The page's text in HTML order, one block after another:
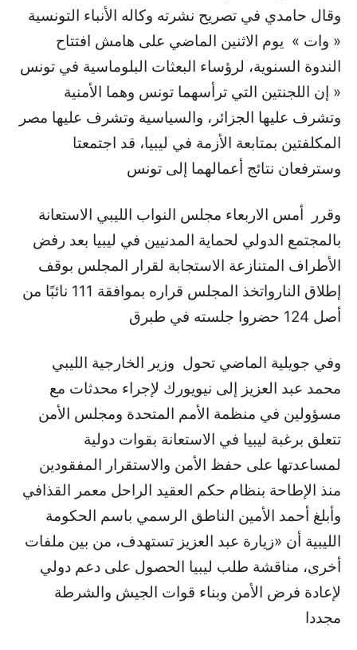
وقال حامدي في تصريح نشرته وكاله الأنباء التونسية
« وات » يوم الاثنين الماضي على هامش افتتاح
الندوة السنوية، لرؤساء البعثات البلوماسية في تونس
« إن اللجنتين التي ترأسهما تونس وهما الأمنية
وتشرف عليها الجزائر، والسياسية وتشرف عليها مصر
المكلفتين بمتابعة الأزمة في ليبيا، قد اجتمعتا
وسترفعان نتائج أعمالهما إلى تونس
وقرر أمس الاربعاء مجلس النواب الليبي الاستعانة
بالمجتمع الدولي لحماية المدنيين في ليبيا بعد رفض
الأطراف المتنازعة الاستجابة لقرار المجلس بوقف
إطلاق النارواتخذ المجلس قراره بموافقة 111 نائبًا من
أصل 124 حضروا جلسته في طبرق
وفي جويلية الماضي تحول وزير الخارجية الليبي
محمد عبد العزيز إلى نيويورك لإجراء محدثات مع
مسؤولين في منظمة الأمم المتحدة ومجلس الأمن
تتعلق برغبة ليبيا في الاستعانة بقوات دولية
لمساعدتها على حفظ الأمن والاستقرار المفقودين
منذ الإطاحة بنظام حكم العقيد الراحل معمر القذافي
وأبلغ أحمد الأمين الناطق الرسمي باسم الحكومة
الليبية أن «زيارة عبد العزيز تستهدف، من بين ملفات
أخرى، مناقشة طلب ليبيا الحصول على دعم دولي
لإعادة فرض الأمن وبناء قوات الجيش والشرطة
مجددا